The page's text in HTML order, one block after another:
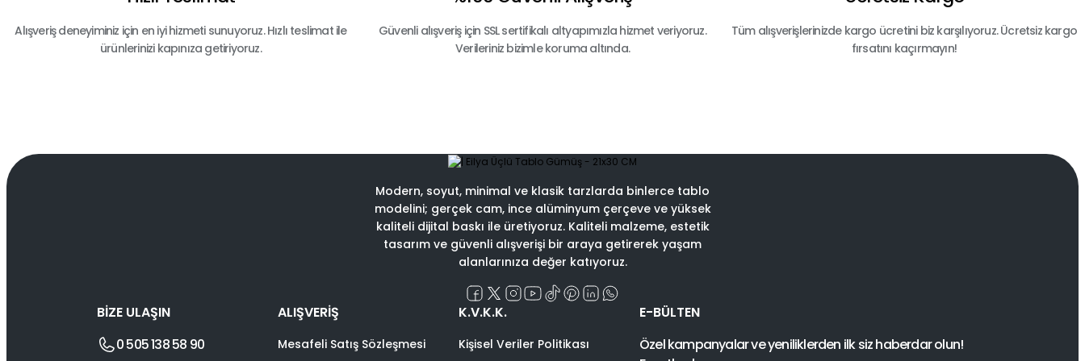
Alışveriş deneyiminiz için en iyi hizmeti sunuyoruz. Hızlı teslimat ile
ürünlerinizi kapınıza getiriyoruz.
Güvenli alışveriş için SSL sertifikalı altyapımızla hizmet veriyoruz.
Verileriniz bizimle koruma altında.
Tüm alışverişlerinizde kargo ücretini biz karşılıyoruz. Ücretsiz kargo
fırsatını kaçırmayın!
Modern, soyut, minimal ve klasik tarzlarda binlerce tablo
modelini; gerçek cam, ince alüminyum çerçeve ve yüksek
kaliteli dijital baskı ile üretiyoruz. Kaliteli malzeme, estetik
tasarım ve güvenli alışverişi bir araya getirerek yaşam
alanlarınıza değer katıyoruz.
BİZE ULAŞIN
0 505 138 58 90
ALIŞVERİŞ
Mesafeli Satış Sözleşmesi
K.V.K.K.
Kişisel Veriler Politikası
E-BÜLTEN
Özel kampanyalar ve yeniliklerden ilk siz haberdar olun!